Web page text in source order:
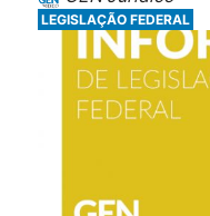
LEGISLAÇÃO FEDERAL